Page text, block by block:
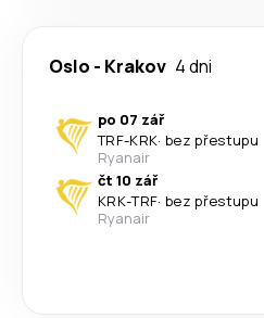
Oslo - Krakov 4 dni
po 07 zář
TRF-KRK· bez přestupu
Ryanair
čt 10 zář
KRK-TRF· bez přestupu
Ryanair